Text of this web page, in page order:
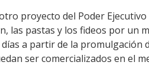
proyecto del Poder
las pastas y los fideos por un
días a partir de la promulgación
ser comercializados en el